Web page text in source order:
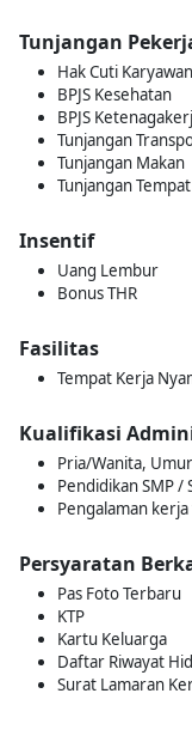
Tunjangan
Hak Cuti Karyawan
BPJS Kesehatan
BPJS
Tunjangan
Tunjangan Makan
Tunjangan
Insentif
Uang Lembur
Bonus THR
Fasilitas
Tempat Kerja
Kualifikasi
Pria/Wanita,
Pendidikan SMP /
Pengalaman
Persyaratan
Pas Foto Terbaru
KTP
Kartu Keluarga
Daftar Riwayat
Surat Lamaran